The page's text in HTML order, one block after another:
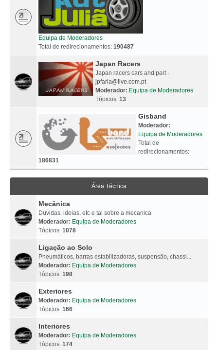
Equipa de Moderadores
Total de redirecionamentos: 190487
Japan Racers
Japan racers cars and part -
jpfaria@live.com.pt
Moderador: Equipa de Moderadores
Tópicos: 13
Gisband
Moderador:
Equipa de Moderadores
Total de
redirecionamentos:
186831
Área Técnica
Mecânica
Duvidas. ideias, etc e tal sobre a mecanica
Moderador: Equipa de Moderadores
Tópicos: 1078
Ligação ao Solo
Pneumáticos, barras estabilizadoras, suspensão, chassi...
Moderador: Equipa de Moderadores
Tópicos: 198
Exteriores
Moderador: Equipa de Moderadores
Tópicos: 166
Interiores
Moderador: Equipa de Moderadores
Tópicos: 174